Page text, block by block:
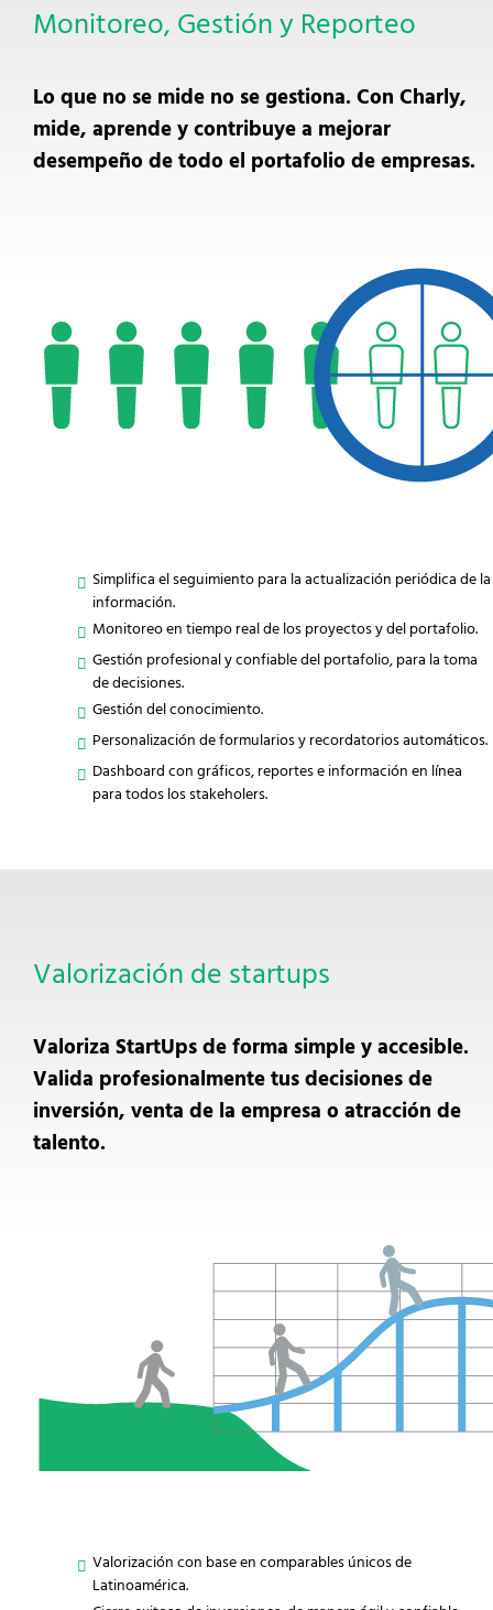
Monitoreo, Gestión y Reporteo
Lo que no se mide no se gestiona. Con Charly,
mide, aprende y contribuye a mejorar
desempeño de todo el portafolio de empresas.
Simplifica el seguimiento para la actualización periódica de la
información.
Monitoreo en tiempo real de los proyectos y del portafolio.
Gestión profesional y confiable del portafolio, para la toma
de decisiones.
Gestión del conocimiento.
Personalización de formularios y recordatorios automáticos.
Dashboard con gráficos, reportes e información en línea
para todos los stakeholers.
Valorización de startups
Valoriza StartUps de forma simple y accesible.
Valida profesionalmente tus decisiones de
inversión, venta de la empresa o atracción de
talento.
Valorización con base en comparables únicos de
Latinoamérica.